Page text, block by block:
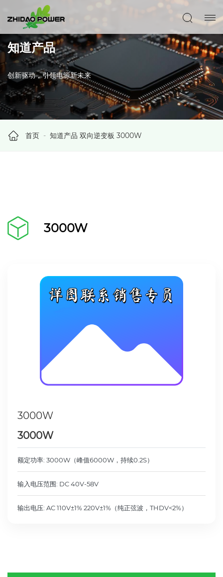
知道产品
创新驱动，引领电源新未来
首页 知道产品 双向逆变板 3000W
3000W
3000W
3000W
额定功率: 3000W（峰值6000W，持续0.2S）
输入电压范围: DC 40V-58V
输出电压: AC 110V±1% 220V±1%（纯正弦波，THDV<2%）